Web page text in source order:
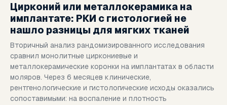
Цирконий или металлокерамика на
имплантате: РКИ с гистологией не
нашло разницы для мягких тканей
Вторичный анализ рандомизированного исследования
сравнил монолитные циркониевые и
металлокерамические коронки на имплантатах в области
моляров. Через 6 месяцев клинические,
рентгенологические и гистологические исходы оказались
сопоставимыми: на воспаление и плотность